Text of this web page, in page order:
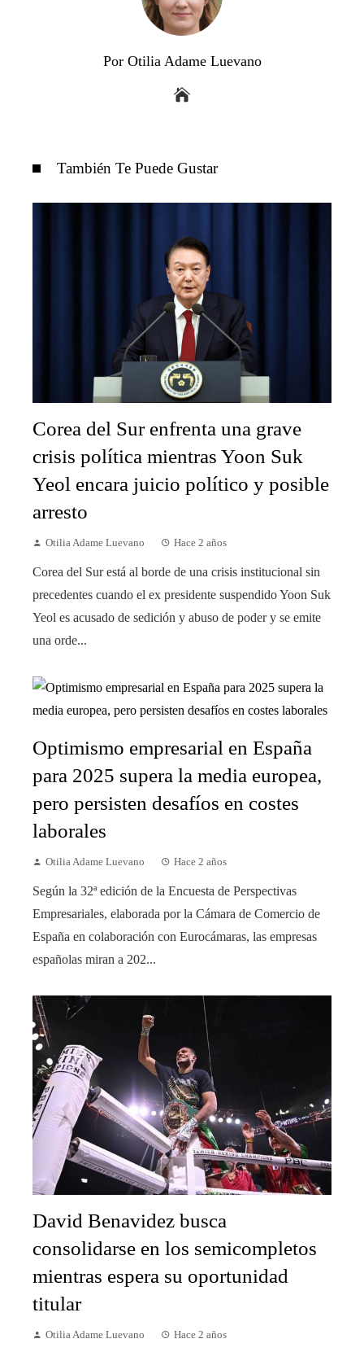
Por Otilia Adame Luevano
También Te Puede Gustar
Corea del Sur enfrenta una grave
crisis política mientras Yoon Suk
Yeol encara juicio político y posible
arresto
Otilia Adame Luevano Hace 2 años
Corea del Sur está al borde de una crisis institucional sin
precedentes cuando el ex presidente suspendido Yoon Suk
Yeol es acusado de sedición y abuso de poder y se emite
una orde...
Optimismo empresarial en España
para 2025 supera la media europea,
pero persisten desafíos en costes
laborales
Otilia Adame Luevano Hace 2 años
Según la 32ª edición de la Encuesta de Perspectivas
Empresariales, elaborada por la Cámara de Comercio de
España en colaboración con Eurocámaras, las empresas
españolas miran a 202...
David Benavidez busca
consolidarse en los semicompletos
mientras espera su oportunidad
titular
Otilia Adame Luevano Hace 2 años